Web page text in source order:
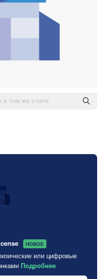
НОВОЕ
или цифровые
Подробнее